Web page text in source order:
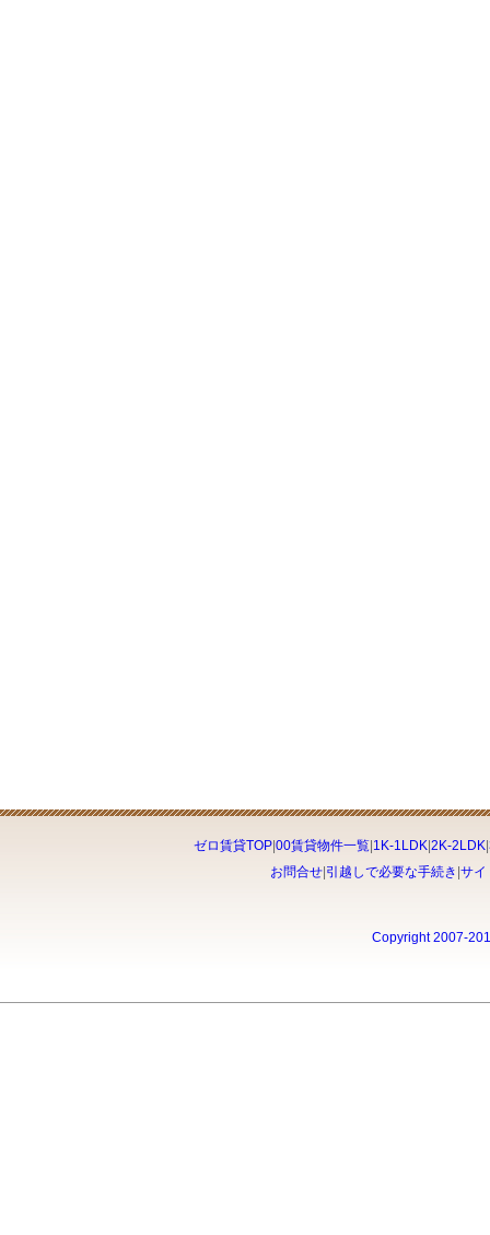
ゼロ賃貸TOP| 00賃貸物件一覧| 1K-1LDK| 2K-2LDK|
お問合せ 引越しで必要な手続き サイ
Copyright 2007-